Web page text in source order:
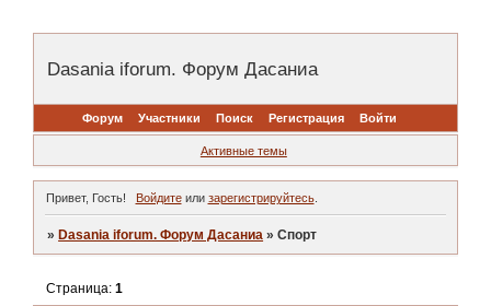
Dasania iforum. Форум Дасаниа
Форум Участники Поиск Регистрация Войти
Активные темы
Привет, Гость! Войдитеили зарегистрируйтесь.
» Dasania iforum. Форум Дасаниа »Спорт
Страница:1